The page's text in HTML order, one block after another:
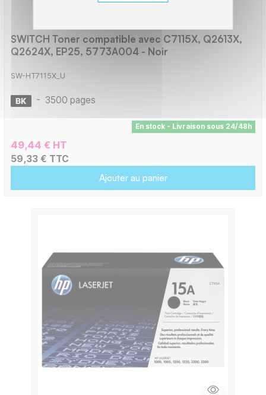
SWITCH Toner compatible avec C7115X, Q2613X,
Q2624X, EP25, 5773A004 - Noir
SW-HT7115X_U
- 3500 pages
En stock - Livraison sous 24/48h
49,44 € HT
59,33 € TTC
Ajouter au panier